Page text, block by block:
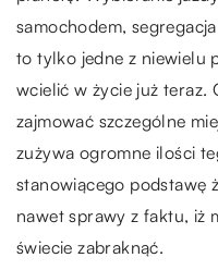
samochodem,
to tylko jedne z niewielu
wcielić w życie już teraz.
zajmować szczególne
zużywa ogromne ilości
stanowiącego podstawę
nawet sprawy z faktu, iż
świecie zabraknąć.